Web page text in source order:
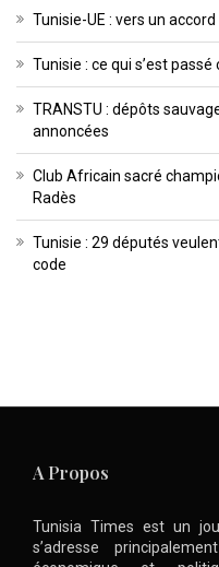
Tunisie-UE : vers un
Tunisie : ce qui s’est
TRANSTU : dépôts
annoncées
Club Africain sacré
Radès
Tunisie : 29 députés
code
A Propos
Tunisia Times est un
s’adresse